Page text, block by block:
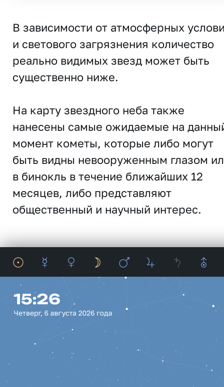
В зависимости от атмосферных
и светового загрязнения количество
реально видимых звезд может быть
существенно ниже.
На карту звездного неба также
нанесены самые ожидаемые на
момент кометы, которые либо могут
быть видны невооруженным глазом
в бинокль в течение ближайших 12
месяцев, либо представляют
общественный и научный интерес.